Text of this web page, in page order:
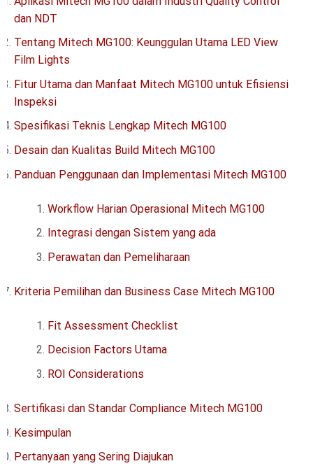
dan NDT
Tentang Mitech MG100: Keunggulan Utama LED View
Film Lights
Fitur Utama dan Manfaat Mitech MG100 untuk Efisiensi
Inspeksi
Spesifikasi Teknis Lengkap Mitech MG100
Desain dan Kualitas Build Mitech MG100
Panduan Penggunaan dan Implementasi Mitech MG100
Workflow Harian Operasional Mitech MG100
Integrasi dengan Sistem yang ada
Perawatan dan Pemeliharaan
Kriteria Pemilihan dan Business Case Mitech MG100
Fit Assessment Checklist
Decision Factors Utama
ROI Considerations
Sertifikasi dan Standar Compliance Mitech MG100
Kesimpulan
Pertanyaan yang Sering Diajukan